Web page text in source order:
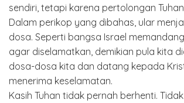
sendiri, tetapi karena pertolongan
Dalam perikop yang dibahas, ular
dosa. Seperti bangsa Israel
agar diselamatkan, demikian pula kita
dosa-dosa kita dan datang kepada
menerima keselamatan.
Kasih Tuhan tidak pernah berhenti.